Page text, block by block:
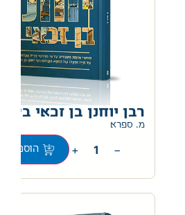
רבן יוחנן בן זכאי
מ. ספרא
−
+ הוספה